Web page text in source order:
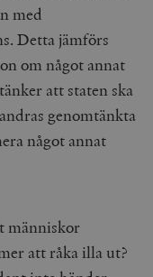
med
Detta jämförs
om något annat
att staten ska
genomtänkta
något annat
människor
att råka illa ut?